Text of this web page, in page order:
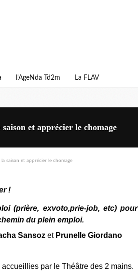
l'AgeNda Td2m La FLAV
et apprécier le chomage
!
(prière, exvoto,prie-job, etc) pour
du plein emploi.
Sansoz et Prunelle Giordano
par le Théâtre des 2 mains.